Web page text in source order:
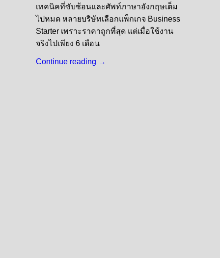
เทคนิคที่ซับซ้อนและศัพท์ภาษาอังกฤษเต็ม
ไปหมด หลายบริษัทเลือกแพ็กเกจ Business
Starter เพราะราคาถูกที่สุด แต่เมื่อใช้งาน
จริงไปเพียง 6 เดือน
Continue reading →